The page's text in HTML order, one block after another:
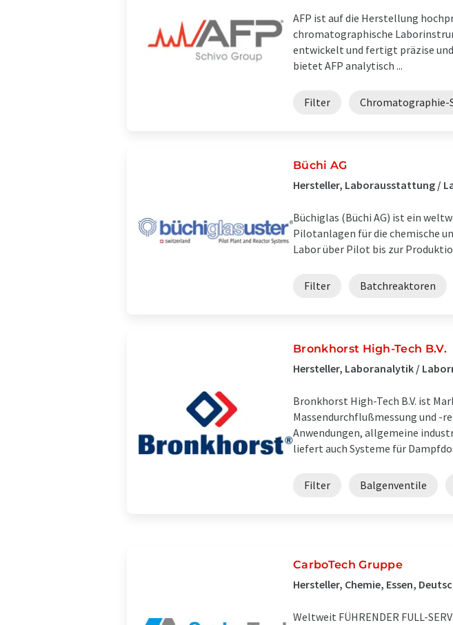
AFP ist auf die Herstellung
chromatographische
entwickelt und fertigt präzise
bietet AFP analytisch ...
Filter Chromatographie-
Büchi AG
Hersteller, Laborausstattung /
Büchiglas (Büchi AG) ist ein
Pilotanlagen für die chemische
Labor über Pilot bis zur
Filter Batchreaktoren
Bronkhorst High-Tech B.V.
Hersteller, Laboranalytik /
Bronkhorst High-Tech B.V. ist
Massendurchflußmessung und -
Anwendungen, allgemeine
liefert auch Systeme für
Filter Balgenventile
CarboTech Gruppe
Hersteller, Chemie, Essen,
Weltweit FÜHRENDER FULL-